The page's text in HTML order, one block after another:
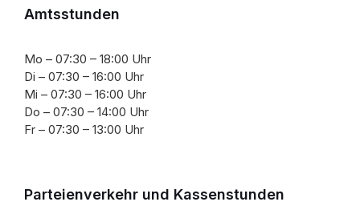
Amtsstunden
Mo – 07:30 – 18:00 Uhr
Di – 07:30 – 16:00 Uhr
Mi – 07:30 – 16:00 Uhr
Do – 07:30 – 14:00 Uhr
Fr – 07:30 – 13:00 Uhr
Parteienverkehr und Kassenstunden